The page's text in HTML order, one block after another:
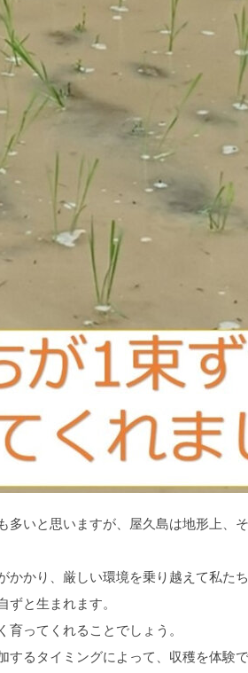
いと思いますが、屋久島は地形上、
かり、厳しい環境を乗り越えて私た
と生まれます。
ってくれることでしょう。
るタイミングによって、収穫を体験